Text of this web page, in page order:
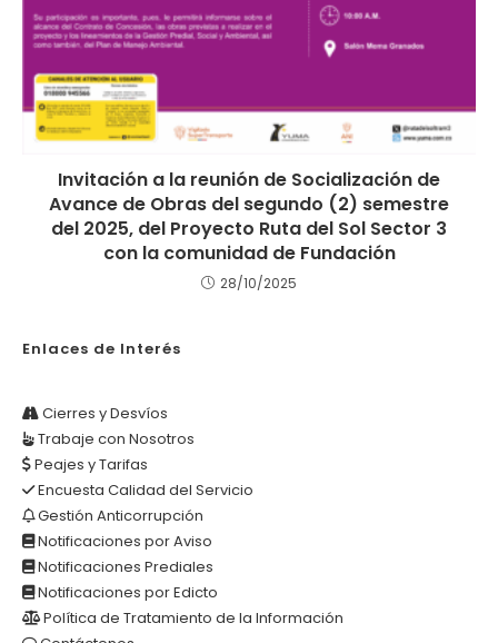
Invitación a la reunión de Socialización de
Avance de Obras del segundo (2) semestre
del 2025, del Proyecto Ruta del Sol Sector 3
con la comunidad de Fundación
28/10/2025
Enlaces de Interés
Cierres y Desvíos
Trabaje con Nosotros
Peajes y Tarifas
Encuesta Calidad del Servicio
Gestión Anticorrupción
Notificaciones por Aviso
Notificaciones Prediales
Notificaciones por Edicto
Política de Tratamiento de la Información